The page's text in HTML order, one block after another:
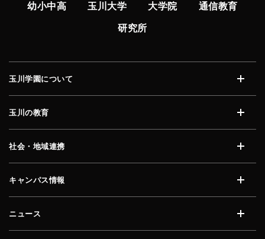
幼小中高 玉川大学 大学院 通信教育
研究所
玉川学園について
玉川の教育
社会・地域連携
キャンパス情報
ニュース